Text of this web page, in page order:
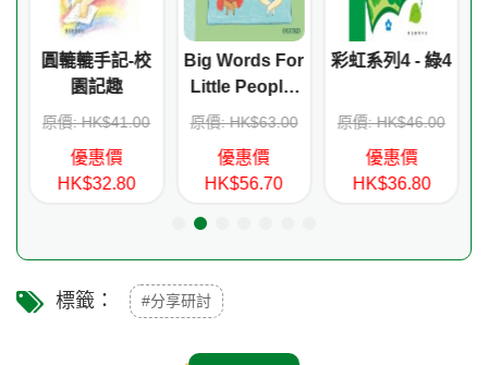
圓轆轆手記-校
園記趣
原價: HK$41.00
優惠價
HK$32.80
Big Words For
Little People:
Calmness
原價: HK$63.00
優惠價
HK$56.70
彩虹系列4 - 綠4
原價: HK$46.00
優惠價
HK$36.80
標籤： #分享研討